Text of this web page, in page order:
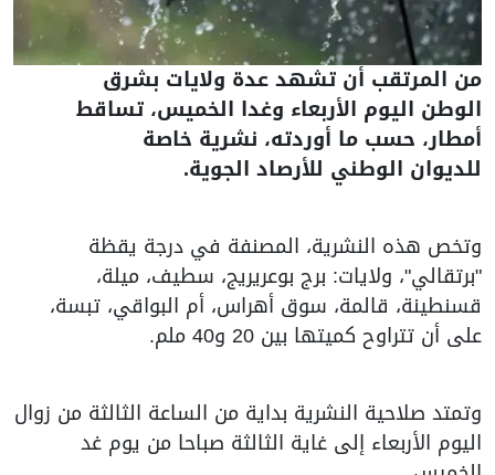
من المرتقب أن تشهد عدة ولايات بشرق
الوطن اليوم الأربعاء وغدا الخميس، تساقط
أمطار، حسب ما أوردته، نشرية خاصة
للديوان الوطني للأرصاد الجوية.
وتخص هذه النشرية، المصنفة في درجة يقظة
"برتقالي"، ولايات: برج بوعريريج، سطيف، ميلة،
قسنطينة، قالمة، سوق أهراس، أم البواقي، تبسة،
على أن تتراوح كميتها بين 20 و40 ملم.
وتمتد صلاحية النشرية بداية من الساعة الثالثة من زوال
اليوم الأربعاء إلى غاية الثالثة صباحا من يوم غد